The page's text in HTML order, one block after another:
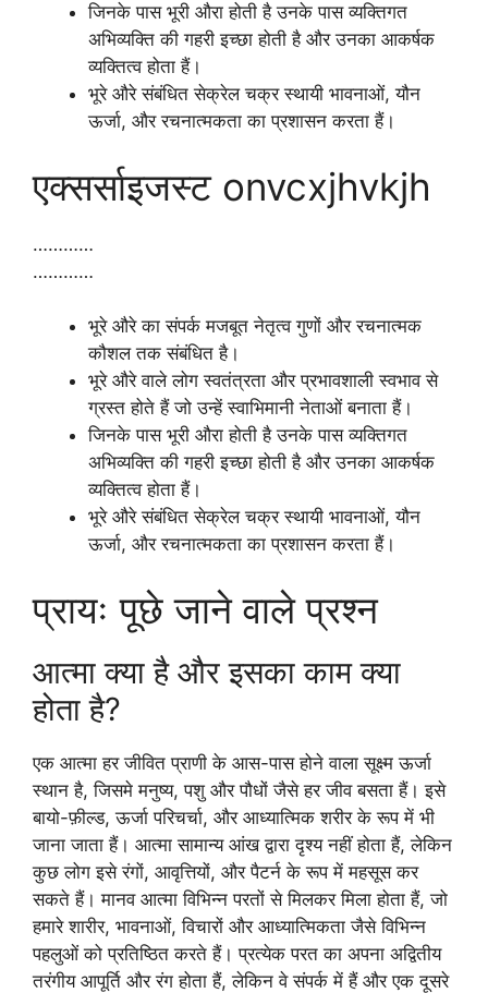
जिनके पास भूरी औरा होती है उनके पास व्यक्तिगत
अभिव्यक्ति की गहरी इच्छा होती है और उनका आकर्षक
व्यक्तित्व होता हैं।
भूरे औरे संबंधित सेक्रेल चक्र स्थायी भावनाओं, यौन
ऊर्जा, और रचनात्मकता का प्रशासन ​​करता हैं।
एक्सर्साइजस्ट onvcxjhvkjh
…………
…………
भूरे औरे का संपर्क मजबूत नेतृत्व गुणों और रचनात्मक
कौशल तक संबंधित है।
भूरे औरे वाले लोग स्वतंत्रता और प्रभावशाली स्वभाव से
ग्रस्त होते हैं जो उन्हें स्वाभिमानी नेताओं बनाता हैं।
जिनके पास भूरी औरा होती है उनके पास व्यक्तिगत
अभिव्यक्ति की गहरी इच्छा होती है और उनका आकर्षक
व्यक्तित्व होता हैं।
भूरे औरे संबंधित सेक्रेल चक्र स्थायी भावनाओं, यौन
ऊर्जा, और रचनात्मकता का प्रशासन ​​करता हैं।
प्रायः पूछे जाने वाले प्रश्न
आत्मा क्या है और इसका काम क्या
होता है?
एक आत्मा हर जीवित प्राणी के आस-पास होने वाला सूक्ष्म ऊर्जा
स्थान है, जिसमे मनुष्य, पशु और पौधों जैसे हर जीव बसता हैं। इसे
बायो-फ़ील्ड, ऊर्जा परिचर्चा, और आध्यात्मिक शरीर के रूप में भी
जाना जाता हैं। आत्मा सामान्य आंख द्वारा दृश्य नहीं होता हैं, लेकिन
कुछ लोग इसे रंगों, आवृत्तियों, और पैटर्न के रूप में महसूस कर
सकते हैं। मानव आत्मा विभिन्न परतों से मिलकर मिला होता हैं, जो
हमारे शारीर, भावनाओं, विचारों और आध्यात्मिकता जैसे विभिन्न
पहलुओं को प्रतिष्ठित करते हैं। प्रत्येक परत का अपना अद्वितीय
तरंगीय आपूर्ति और रंग होता हैं, लेकिन वे संपर्क में हैं और एक दूसरे